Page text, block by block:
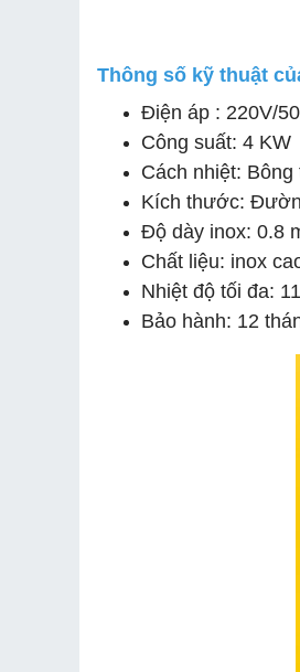
Thông số kỹ thuật
Điện áp : 220V/
Công suất: 4 KW
Cách nhiệt:
Kích thước:
Độ dày inox: 0.8
Chất liệu: inox
Nhiệt độ tối đa:
Bảo hành: 12